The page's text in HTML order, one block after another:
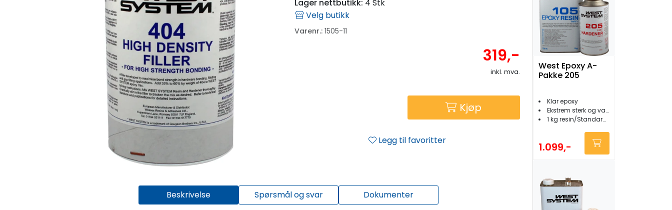
Lager nettbutikk: 4 Stk
Velg butikk
Varenr.: 1505-11
319,-
inkl. mva.
Kjøp
Legg til favoritter
Beskrivelse Spørsmål og svar Dokumenter
West Epoxy A-
Pakke 205
Klar epoxy
Ekstrem sterk og vanntett
1 kg resin/Standard 205 herder
1.099,-